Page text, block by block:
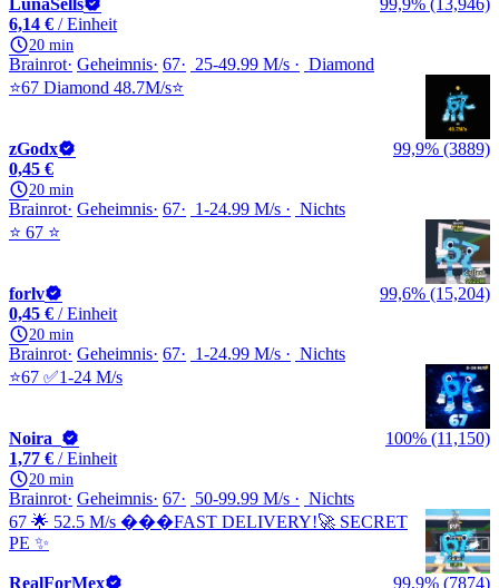
LunaSells
99,9% (13,946)
6,14 € / Einheit
20 min
Brainrot Geheimnis 67 25-49.99 M/s
Diamond
⭐️67 Diamond 48.7M/s⭐️
zGodx
99,9% (3889)
0,45 €
20 min
Brainrot Geheimnis 67 1-24.99 M/s
Nichts
⭐️ 67 ⭐️
forlv
99,6% (15,204)
0,45 € / Einheit
20 min
Brainrot Geheimnis 67 1-24.99 M/s
Nichts
⭐67 ✅1-24 M/s
Noira_
100% (11,150)
1,77 € / Einheit
20 min
Brainrot Geheimnis 67 50-99.99 M/s
Nichts
67 🌟 52.5 M/s ���FAST DELIVERY!🚀 SECRET
PE ✨
RealForMex 99,9% (7874)